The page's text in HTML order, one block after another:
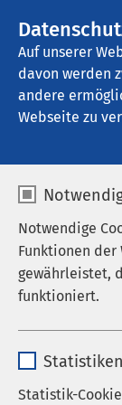
Auf unserer
davon werden
andere
Webseite zu
Notwendige
Funktionen
gewährleistet,
funktioniert.
Anbieter
Statistiken
Statistik-